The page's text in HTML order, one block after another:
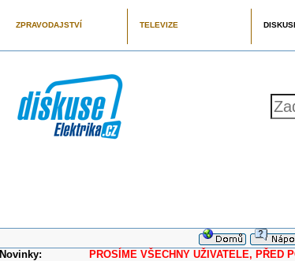
ZPRAVODAJSTVÍ TELEVIZE
Novinky: PROSÍME VŠECHNY UŽIVATELE, PŘED